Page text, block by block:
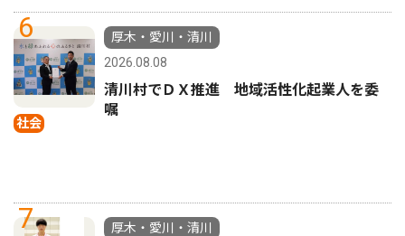
6
社会
厚木・愛川・清川
2026.08.08
清川村でＤＸ推進 地域活性化起業人を委
嘱
7
厚木・愛川・清川